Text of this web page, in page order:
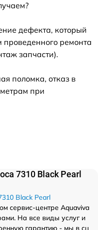
дефекта, который
проведенного ремонта
запчасти).
поломка, отказ в
при
7310 Black Pearl
Black Pearl
сервис-центре Aquaviva
На все виды услуг и
гарантию - мы в сц